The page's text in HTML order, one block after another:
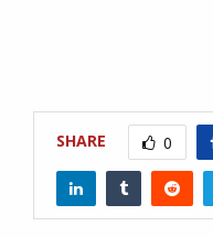
SHARE 0